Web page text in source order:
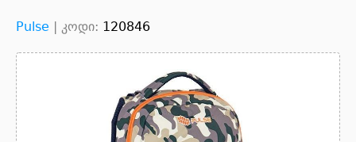
Pulse | კოდი: 120846